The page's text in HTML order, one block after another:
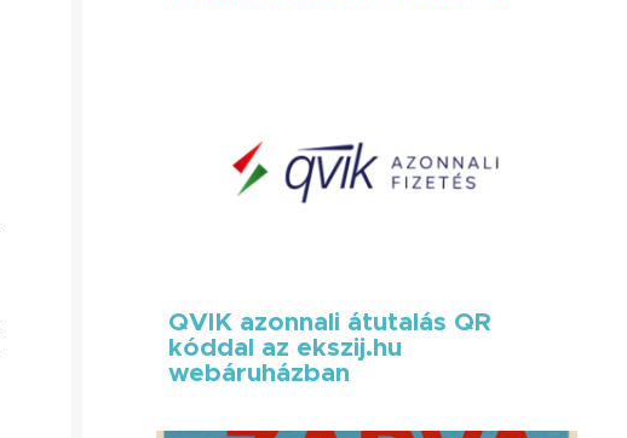
QVIK azonnali átutalás QR
kóddal az ekszij.hu
webáruházban